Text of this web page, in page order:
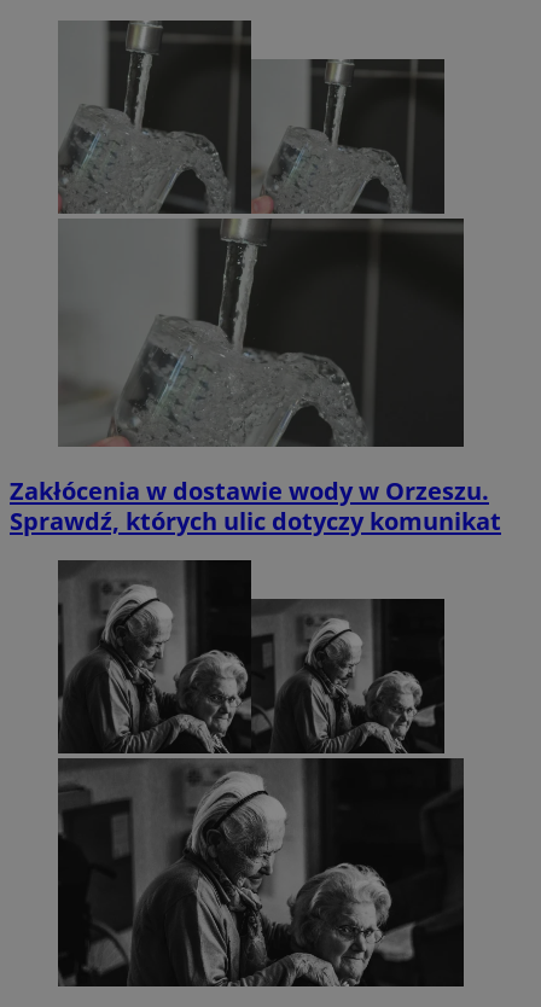
Zakłócenia w dostawie wody w Orzeszu.
Sprawdź, których ulic dotyczy komunikat